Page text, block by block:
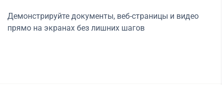
Демонстрируйте документы, веб-страницы и видео
прямо на экранах без лишних шагов